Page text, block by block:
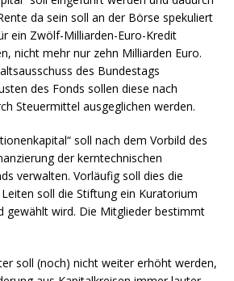
da sein soll an der Börse spekuliert
ein Zwölf-Milliarden-Euro-Kredit
nicht mehr nur zehn Milliarden Euro.
des Bundestags
des Fonds sollen diese nach
Steuermittel ausgeglichen werden.
soll nach dem Vorbild des
der kerntechnischen
verwalten. Vorläufig soll dies die
soll die Stiftung ein Kuratorium
gewählt wird. Die Mitglieder bestimmt
soll (noch) nicht weiter erhöht werden,